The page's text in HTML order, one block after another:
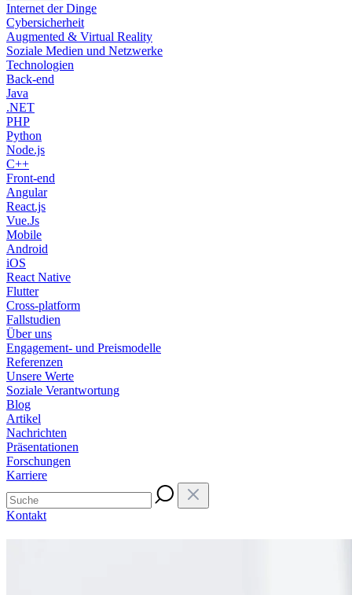
Internet der Dinge
Cybersicherheit
Augmented & Virtual Reality
Soziale Medien und Netzwerke
Technologien
Back-end
Java
.NET
PHP
Python
Node.js
C++
Front-end
Angular
React.js
Vue.Js
Mobile
Android
iOS
React Native
Flutter
Cross-platform
Fallstudien
Über uns
Engagement- und Preismodelle
Referenzen
Unsere Werte
Soziale Verantwortung
Blog
Artikel
Nachrichten
Präsentationen
Forschungen
Karriere
Kontakt